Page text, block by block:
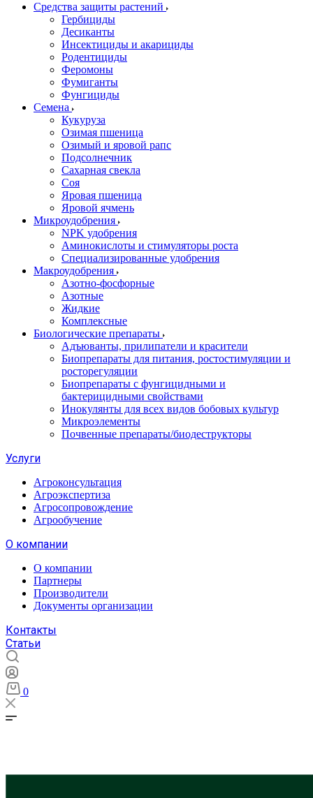
Средства защиты растений
Гербициды
Десиканты
Инсектициды и акарициды
Родентициды
Феромоны
Фумиганты
Фунгициды
Семена
Кукуруза
Озимая пшеница
Озимый и яровой рапс
Подсолнечник
Сахарная свекла
Соя
Яровая пшеница
Яровой ячмень
Микроудобрения
NPK удобрения
Аминокислоты и стимуляторы роста
Специализированные удобрения
Макроудобрения
Азотно-фосфорные
Азотные
Жидкие
Комплексные
Биологические препараты
Адъюванты, прилипатели и красители
Биопрепараты для питания, ростостимуляции и
росторегуляции
Биопрепараты с фунгицидными и
бактерицидными свойствами
Инокулянты для всех видов бобовых культур
Микроэлементы
Почвенные препараты/биодеструкторы
Услуги
Агроконсультация
Агроэкспертиза
Агросопровождение
Агрообучение
О компании
О компании
Партнеры
Производители
Документы организации
Контакты
Статьи
0